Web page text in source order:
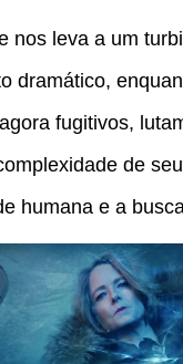
nos leva a um
dramático,
fugitivos,
de
humana e a